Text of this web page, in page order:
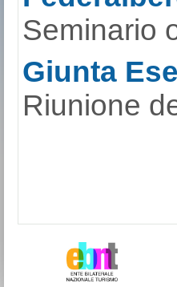
Seminario
Giunta
Riunione